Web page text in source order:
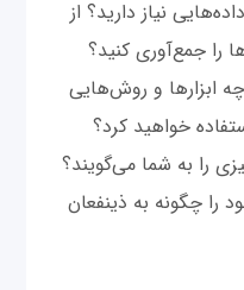
نیاز دارید؟ از
را جمع‌آوری کنید؟
ابزارها و روش‌هایی
خواهید کرد؟
را به شما می‌گویند؟
را چگونه به ذینفعان